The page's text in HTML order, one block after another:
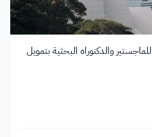
منحة جامعة سيدني 2027 للماجستير والدكتوراه البحثية بتمويل